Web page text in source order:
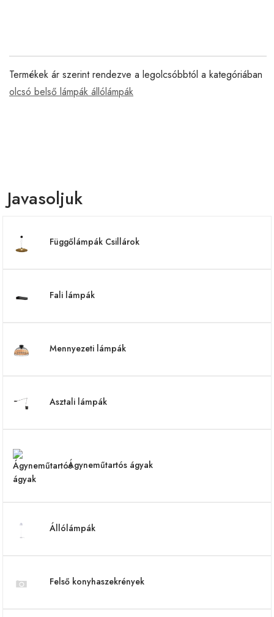
Termékek ár szerint rendezve a legolcsóbbtól a kategóriában
olcsó belső lámpák állólámpák
Javasoljuk
Függőlámpák Csillárok
Fali lámpák
Mennyezeti lámpák
Asztali lámpák
Ágyneműtartós ágyak
Állólámpák
Felső konyhaszekrények